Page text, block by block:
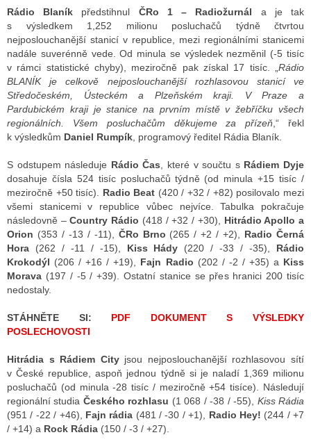
Rádio Blaník předstihnul ČRo 1 – Radiožurnál a je tak
s výsledkem 1,252 milionu posluchačů týdně čtvrtou
nejposlouchanější stanicí v republice, mezi regionálními stanicemi
nadále suverénně vede. Od minula se výsledek nezměnil (-5 tisíc
v rámci statistické chyby), meziročně pak získal 17 tisíc. „Rádio
BLANÍK je celkově nejposlouchanější rozhlasovou stanicí ve
Středočeském, Ústeckém a Plzeňském kraji. V Praze a
Pardubickém kraji je stanice na prvním místě v žebříčku všech
regionálních. Všem posluchačům děkujeme za přízeň,“ řekl
k výsledkům Daniel Rumpík, programový ředitel Rádia Blaník.
S odstupem následuje Rádio Čas, které v součtu s Rádiem Dyje
dosahuje čísla 524 tisíc posluchačů týdně (od minula +15 tisíc /
meziročně +50 tisíc). Radio Beat (420 / +32 / +82) posilovalo mezi
všemi stanicemi v republice vůbec nejvíce. Tabulka pokračuje
následovně –Country Rádio (418 / +32 / +30), Hitrádio Apollo a
Orion (353 / -13 / -11), ČRo Brno (265 / +2 / +2), Radio Černá
Hora (262 / -11 / -15), Kiss Hády (220 / -33 / -35), Rádio
Krokodýl (206 / +16 / +19), Fajn Radio (202 / -2 / +35) a Kiss
Morava (197 / -5 / +39). Ostatní stanice se přes hranici 200 tisíc
nedostaly.
STÁHNĚTE SI: PDF DOKUMENT S VÝSLEDKY
POSLECHOVOSTI
Hitrádia s Rádiem Cityjsou nejposlouchanější rozhlasovou sítí
v České republice, aspoň jednou týdně si je naladí 1,369 milionu
posluchačů (od minula -28 tisíc / meziročně +54 tisíce). Následují
regionální studia Českého rozhlasu (1 068 / -38 / -55), Kiss Rádia
(951 / -22 / +46), Fajn rádia (481 / -30 / +1), Radio Hey! (244 / +7
/ +14) a Rock Rádia (150 / -3 / +27).